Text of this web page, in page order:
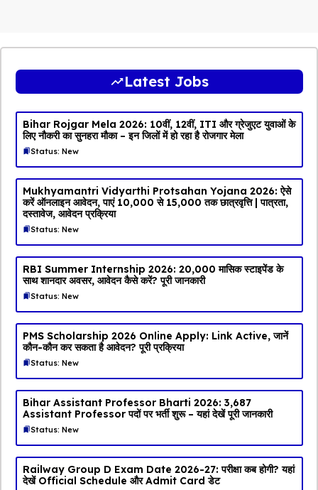
Latest Jobs
Bihar Rojgar Mela 2026: 10वीं, 12वीं, ITI और ग्रेजुएट युवाओं के
लिए नौकरी का सुनहरा मौका – इन जिलों में हो रहा है रोजगार मेला
Status: New
Mukhyamantri Vidyarthi Protsahan Yojana 2026: ऐसे
करें ऑनलाइन आवेदन, पाएं ₹10,000 से ₹15,000 तक छात्रवृत्ति | पात्रता,
दस्तावेज, आवेदन प्रक्रिया
Status: New
RBI Summer Internship 2026: ₹20,000 मासिक स्टाइपेंड के
साथ शानदार अवसर, आवेदन कैसे करें? पूरी जानकारी
Status: New
PMS Scholarship 2026 Online Apply: Link Active, जानें
कौन-कौन कर सकता है आवेदन? पूरी प्रक्रिया
Status: New
Bihar Assistant Professor Bharti 2026: 3,687
Assistant Professor पदों पर भर्ती शुरू – यहां देखें पूरी जानकारी
Status: New
Railway Group D Exam Date 2026-27: परीक्षा कब होगी? यहां
देखें Official Schedule और Admit Card डेट